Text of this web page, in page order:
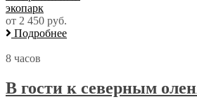
экопарк
от 2 450 руб.
Подробнее
8 часов
В гости к северным